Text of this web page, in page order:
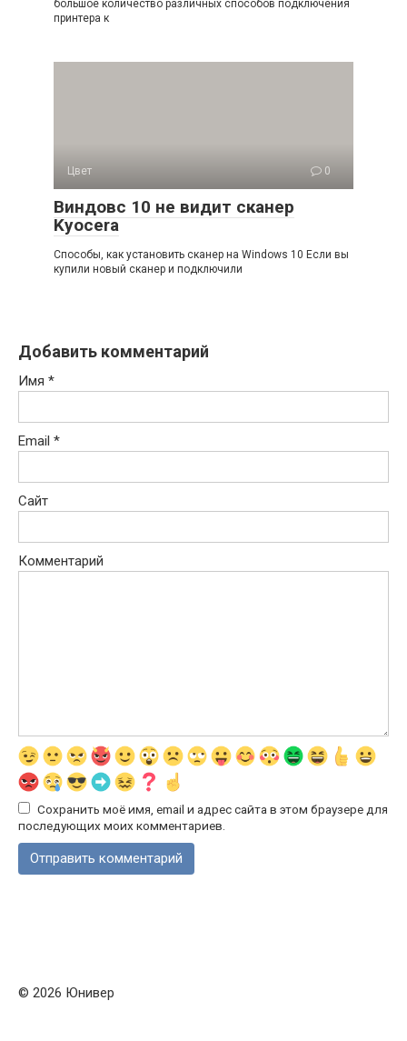
большое количество различных способов подключения
принтера к
Цвет 0
Виндовс 10 не видит сканер
Kyocera
Способы, как установить сканер на Windows 10 Если вы
купили новый сканер и подключили
Добавить комментарий
Имя *
Email *
Сайт
Комментарий
Сохранить моё имя, email и адрес сайта в этом браузере для
последующих моих комментариев.
© 2026 Юнивер